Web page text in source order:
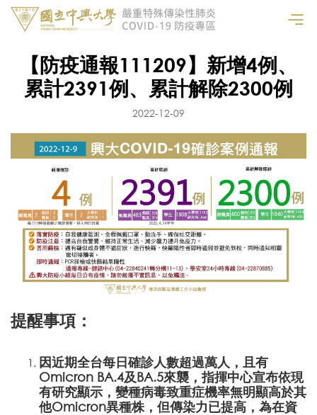
【防疫通報111209】新增4例、
累計2391例、累計解除2300例
2022-12-09
提醒事項：
因近期全台每日確診人數超過萬人，且有
Omicron BA.4及BA.5來襲，指揮中心宣布依現
有研究顯示，變種病毒致重症機率無明顯高於其
他Omicron異種株，但傳染力已提高，為在資